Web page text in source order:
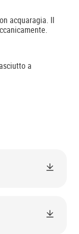
acquaragia. Il
a